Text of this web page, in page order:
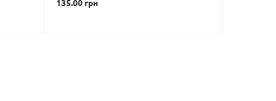
135.00 грн